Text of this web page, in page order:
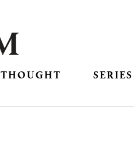
THOUGHT SERIES